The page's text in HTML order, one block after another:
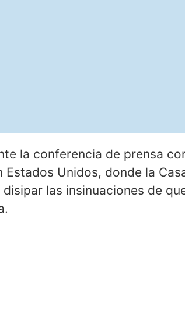
la conferencia de prensa
Unidos, donde la
las insinuaciones de